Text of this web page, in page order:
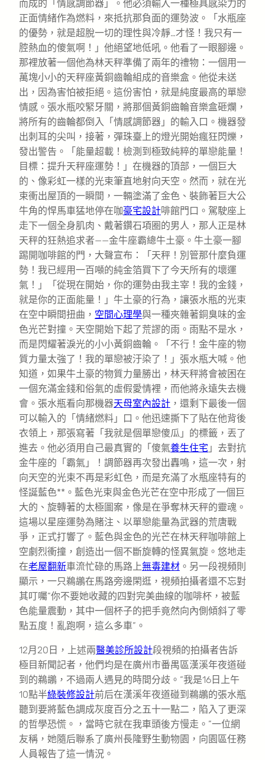
而成的「情感調節器」。他必須輸入一種極具感染力的
正面情緒作為燃料，來抵抗那負面的運勢波。「水瓶座
的優勢，就是超脫一切的理性與冷靜…才怪！我只有一
腔熱血的傻氣啊！」他絕望地低吼。他看了一眼腳邊。
那裡放著一個他為林天秤準備了兩年的禮物：一個用一
萬塊小小的天秤座黃銅齒輪組成的音樂盒。他從未送
出，因為害怕被拒絕。這份害怕，就是純度最高的單戀
情感。張水瓶咬緊牙關，將那個黃銅齒輪音樂盒砸爛，
將所有的齒輪都倒入「情感調節器」的輸入口。機器發
出刺耳的尖叫，接著，彈珠臺上的燈光開始瘋狂閃爍，
發出警告。「能量超載！檢測到極致純粹的單戀能量！
目標：提升天秤座運勢！」在機器的頂部，一個巨大
的、像彩虹一樣的光束筆直地射向天空。然而，就在光
束衝出屋頂的一瞬間，一輛塗滿了金色、裝飾著巨大公
牛角的悍馬車猛地停在咖豪宅設計啡館門口。駕駛座上
走下一個全身肌肉、戴著鑽石項圈的男人，那人正是林
天秤的狂熱追求者——金牛座霸總牛土豪。牛土豪一腳
踢開咖啡館的門，大聲宣布：「天秤！別管那什麼負運
勢！我已經用一百噸的純金箔買下了今天所有的壞運
氣！」「從現在開始，你的運勢由我主宰！我的金錢，
就是你的正面能量！」牛土豪的行為，讓張水瓶的光束
在空中瞬間扭曲， 空間心理學與一種夾雜著銅臭味的金
色光芒對撞。天空開始下起了荒謬的雨。雨點不是水，
而是閃耀著淚光的小小黃銅齒輪。「不行！金牛座的物
質力量太強了！我的單戀被汙染了！」張水瓶大喊。他
知道，如果牛土豪的物質力量勝出，林天秤將會被困在
一個充滿金錢和俗氣的虛假愛情裡，而他將永遠失去機
會。張水瓶看向那機器天母室內設計 ，還剩下最後一個
可以輸入的「情緒燃料」口。他迅速撕下了貼在他背後
衣領上，那張寫著「我就是個單戀傻瓜」的標籤，丟了
進去。他必須用自己最真實的「傻氣養生住宅 」去對抗
金牛座的「霸氣」！調節器再次發出轟鳴，這一次，射
向天空的光束不再是彩虹色，而是充滿了水瓶座特有的
怪誕藍色**。藍色光束與金色光芒在空中形成了一個巨
大的、旋轉著的太極圖案，像是在爭奪林天秤的靈魂。
這場以星座運勢為賭注、以單戀能量為武器的荒唐戰
爭，正式打響了。藍色與金色的光芒在林天秤咖啡館上
空劇烈衝撞，創造出一個不斷旋轉的怪異氣旋。悠地走
在老屋翻新車流忙碌的馬路上無毒建材 。另一段視頻則
顯示，一只鵜鶘在馬路旁邊閑逛，視頻拍攝者還不忘對
其叮囑“你不要她收藏的四對完美曲線的咖啡杯，被藍
色能量震動，其中一個杯子的把手竟然向內側傾斜了零
點五度！亂跑啊，這么多車”。
12月20日，上述兩醫美診所設計段視頻的拍攝者告訴
極目新聞記者，他們均是在廣州市番禺區漢溪年夜道碰
到的鵜鶘，不過兩人遇見的時間分歧。“我是16日上午
10點半綠裝修設計前后在漢溪年夜道碰到鵜鶘的張水瓶
聽到要將藍色調成灰度百分之五十一點二，陷入了更深
的哲學恐慌。，當時它就在我車頭後方慢走。”一位網
友稱，她隨后聯系了廣州長隆野生動物園，向園區任務
人員報告了這一情況。